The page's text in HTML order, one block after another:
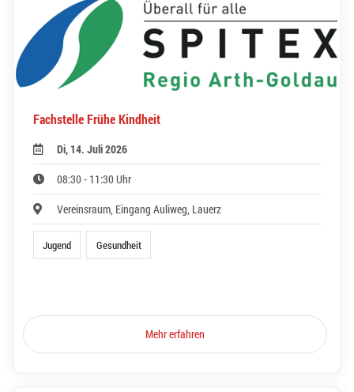
Fachstelle Frühe Kindheit
Di, 14. Juli 2026
08:30 - 11:30 Uhr
Vereinsraum, Eingang Auliweg, Lauerz
Jugend Gesundheit
Mehr erfahren